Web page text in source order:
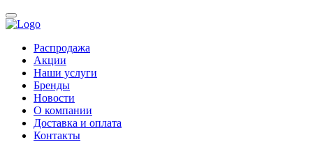
Распродажа
Акции
Наши услуги
Бренды
Новости
О компании
Доставка и оплата
Контакты